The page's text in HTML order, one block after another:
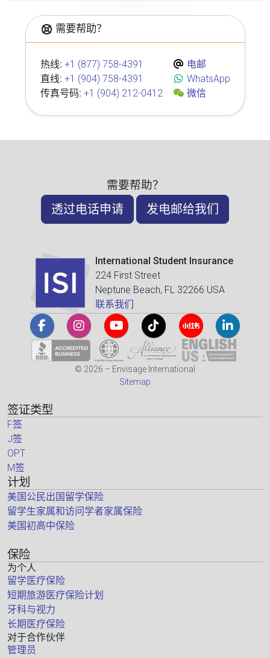
需要帮助？
热线: +1 (877) 758-4391
直线: +1 (904) 758-4391
传真号码: +1 (904) 212-0412
电邮
WhatsApp
微信
需要帮助？
透过电话申请 发电邮给我们
International Student Insurance
224 First Street
Neptune Beach, FL 32266 USA
联系我们
© 2026 – Envisage International
Sitemap
签证类型
F签
J签
OPT
M签
计划
美国公民出国留学保险
留学生家属和访问学者家属保险
美国初高中保险
保险
为个人
留学医疗保险
短期旅游医疗保险计划
牙科与视力
长期医疗保险
对于合作伙伴
管理员